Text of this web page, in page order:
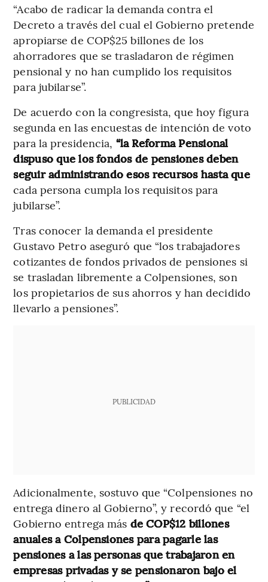
“Acabo de radicar la demanda contra el
Decreto a través del cual el Gobierno pretende
apropiarse de COP$25 billones de los
ahorradores que se trasladaron de régimen
pensional y no han cumplido los requisitos
para jubilarse”.
De acuerdo con la congresista, que hoy figura
segunda en las encuestas de intención de voto
para la presidencia, “la Reforma Pensional
dispuso que los fondos de pensiones deben
seguir administrando esos recursos hasta que
cada persona cumpla los requisitos para
jubilarse”.
Tras conocer la demanda el presidente
Gustavo Petro aseguró que “los trabajadores
cotizantes de fondos privados de pensiones si
se trasladan libremente a Colpensiones, son
los propietarios de sus ahorros y han decidido
llevarlo a pensiones”.
PUBLICIDAD
Adicionalmente, sostuvo que “Colpensiones no
entrega dinero al Gobierno”, y recordó que “el
Gobierno entrega más de COP$12 billones
anuales a Colpensiones para pagarle las
pensiones a las personas que trabajaron en
empresas privadas y se pensionaron bajo el